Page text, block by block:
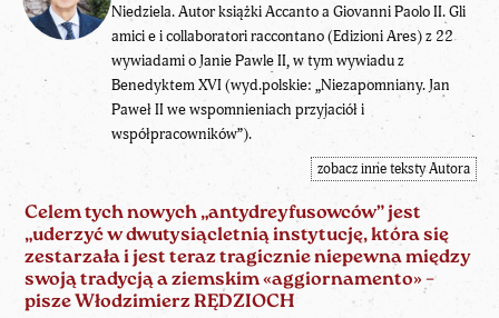
Niedziela. Autor książki Accanto a Giovanni Paolo II. Gli
amici e i collaboratori raccontano (Edizioni Ares) z 22
wywiadami o Janie Pawle II, w tym wywiadu z
Benedyktem XVI (wyd.polskie: „Niezapomniany. Jan
Paweł II we wspomnieniach przyjaciół i
współpracowników”).
zobacz inne teksty Autora
Celem tych nowych „antydreyfusowców” jest
„uderzyć w dwutysiącletnią instytucję, która się
zestarzała i jest teraz tragicznie niepewna między
swoją tradycją a ziemskim «aggiornamento» –
pisze Włodzimierz RĘDZIOCH